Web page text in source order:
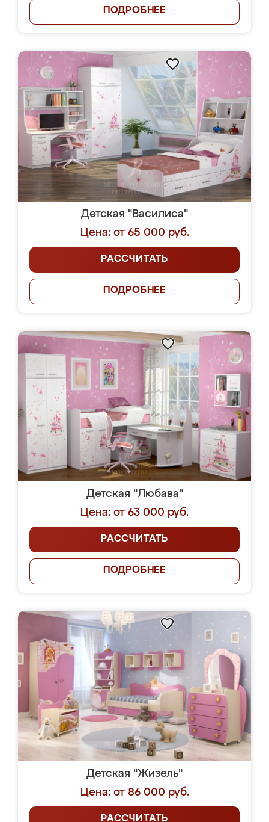
ПОДРОБНЕЕ
Детская "Василиса"
Цена: от 65 000 руб.
РАССЧИТАТЬ
ПОДРОБНЕЕ
Детская "Любава"
Цена: от 63 000 руб.
РАССЧИТАТЬ
ПОДРОБНЕЕ
Детская "Жизель"
Цена: от 86 000 руб.
РАССЧИТАТЬ